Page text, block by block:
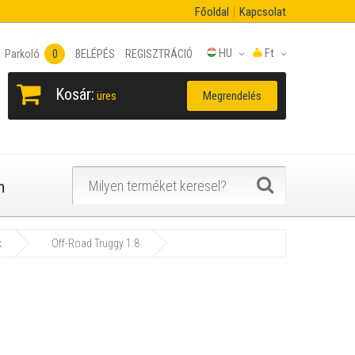
Főoldal Kapcsolat
Ft
HU
Parkoló 0 BELÉPÉS REGISZTRÁCIÓ
Kosár: üres Megrendelés
Off-Road Truggy 1:8